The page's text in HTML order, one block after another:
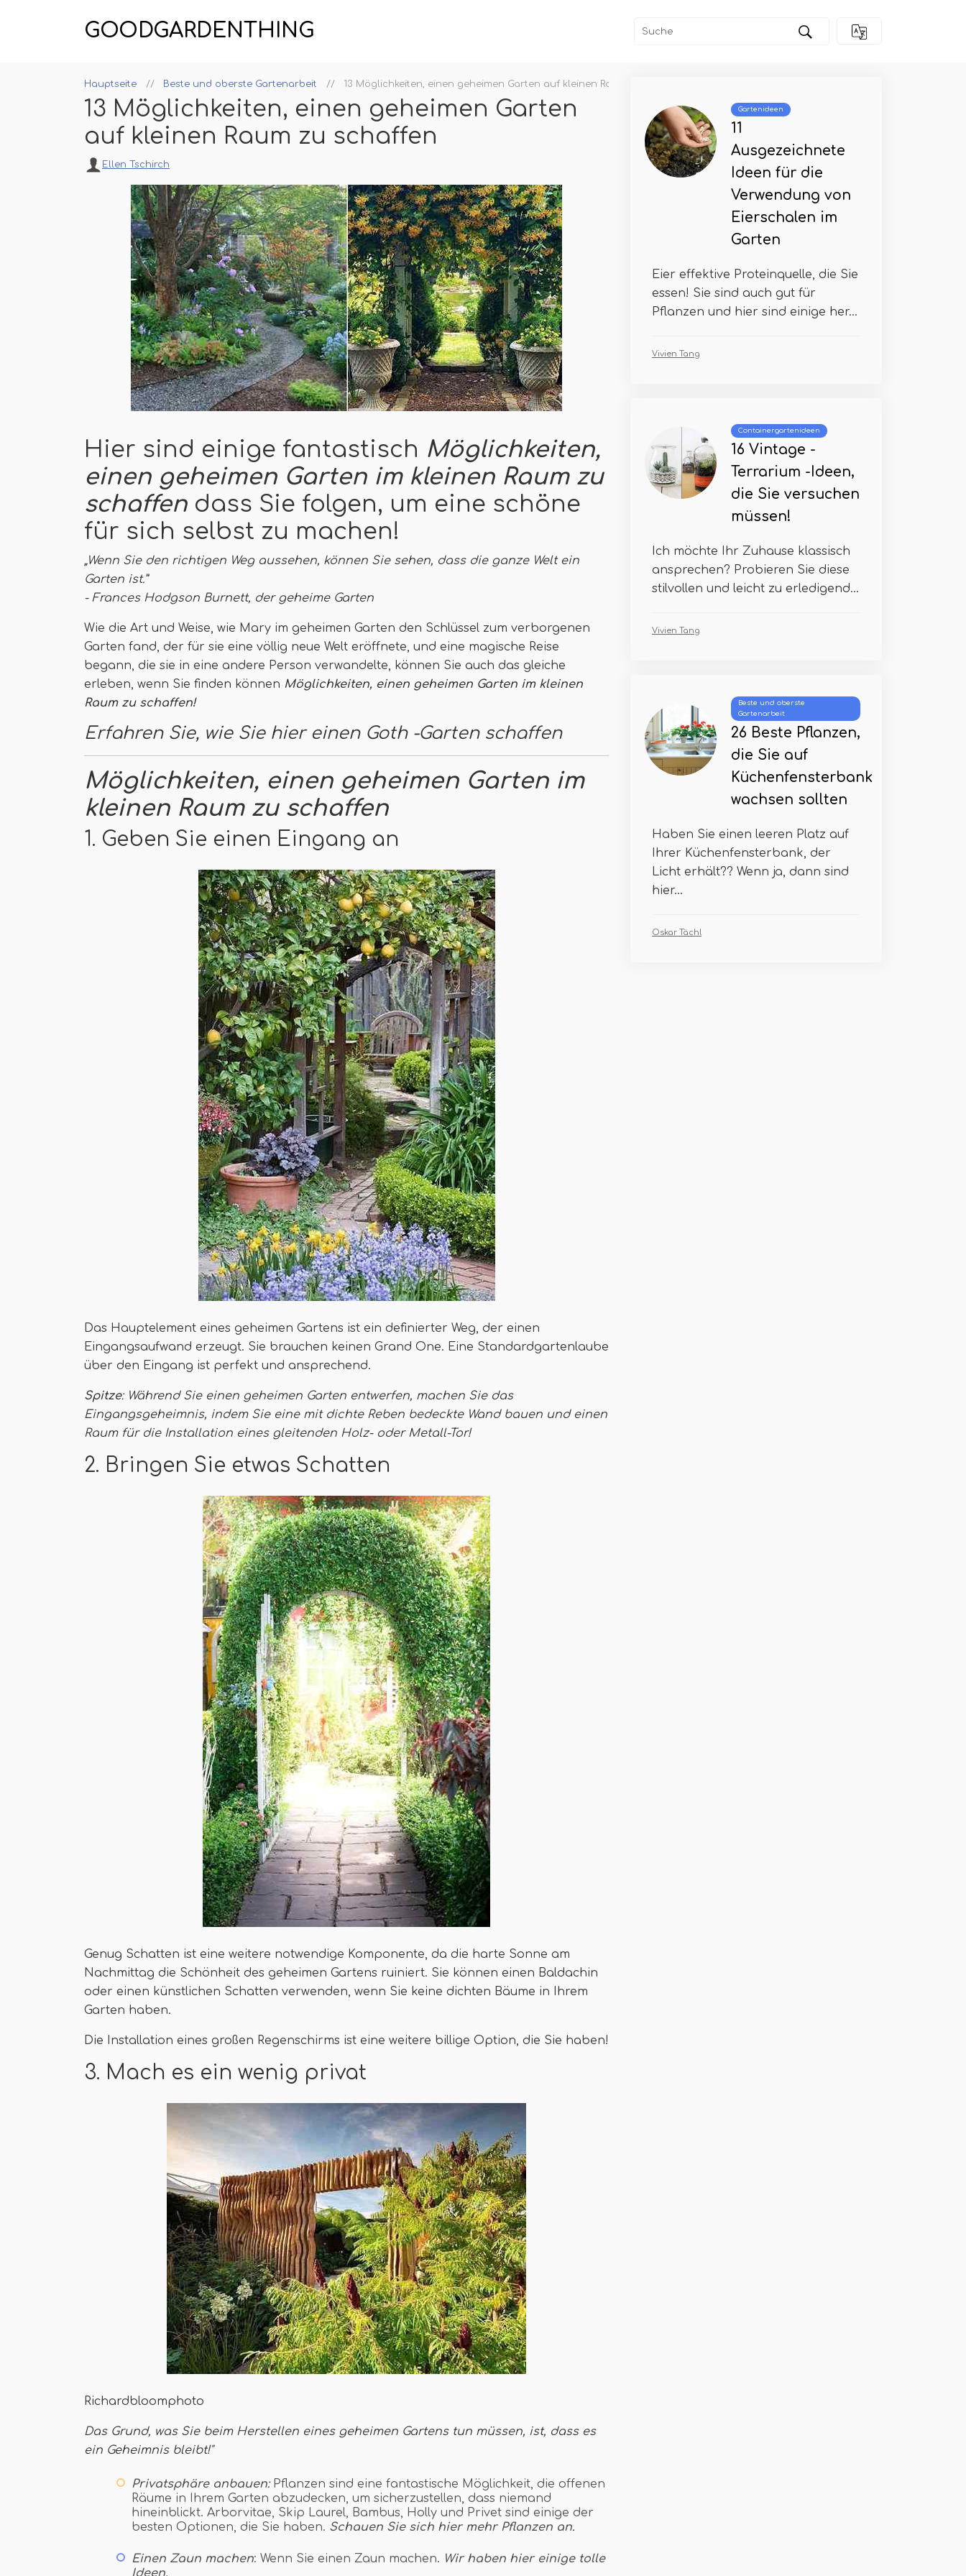
GOODGARDENTHING
Hauptseite Beste und oberste Gartenarbeit 13 Möglichkeiten, einen geheimen Garten auf kleinen Raum zu schaffen
13 Möglichkeiten, einen geheimen Garten
auf kleinen Raum zu schaffen
Ellen Tschirch
Hier sind einige fantastisch Möglichkeiten,
einen geheimen Garten im kleinen Raum zu
schaffen dass Sie folgen, um eine schöne
für sich selbst zu machen!
„Wenn Sie den richtigen Weg aussehen, können Sie sehen, dass die ganze Welt ein
Garten ist.”
- Frances Hodgson Burnett, der geheime Garten
Wie die Art und Weise, wie Mary im geheimen Garten den Schlüssel zum verborgenen
Garten fand, der für sie eine völlig neue Welt eröffnete, und eine magische Reise
begann, die sie in eine andere Person verwandelte, können Sie auch das gleiche
erleben, wenn Sie finden können Möglichkeiten, einen geheimen Garten im kleinen
Raum zu schaffen!
Erfahren Sie, wie Sie hier einen Goth -Garten schaffen
Möglichkeiten, einen geheimen Garten im
kleinen Raum zu schaffen
1. Geben Sie einen Eingang an
Das Hauptelement eines geheimen Gartens ist ein definierter Weg, der einen
Eingangsaufwand erzeugt. Sie brauchen keinen Grand One. Eine Standardgartenlaube
über den Eingang ist perfekt und ansprechend.
Spitze: Während Sie einen geheimen Garten entwerfen, machen Sie das
Eingangsgeheimnis, indem Sie eine mit dichte Reben bedeckte Wand bauen und einen
Raum für die Installation eines gleitenden Holz- oder Metall-Tor!
2. Bringen Sie etwas Schatten
Genug Schatten ist eine weitere notwendige Komponente, da die harte Sonne am
Nachmittag die Schönheit des geheimen Gartens ruiniert. Sie können einen Baldachin
oder einen künstlichen Schatten verwenden, wenn Sie keine dichten Bäume in Ihrem
Garten haben.
Die Installation eines großen Regenschirms ist eine weitere billige Option, die Sie haben!
3. Mach es ein wenig privat
Richardbloomphoto
Das Grund, was Sie beim Herstellen eines geheimen Gartens tun müssen, ist, dass es
ein Geheimnis bleibt!''
Privatsphäre anbauen: Pflanzen sind eine fantastische Möglichkeit, die offenen
Räume in Ihrem Garten abzudecken, um sicherzustellen, dass niemand
hineinblickt. Arborvitae, Skip Laurel, Bambus, Holly und Privet sind einige der
besten Optionen, die Sie haben. Schauen Sie sich hier mehr Pflanzen an.
Einen Zaun machen: Wenn Sie einen Zaun machen. Wir haben hier einige tolle
Ideen.
Gartenideen
11
Ausgezeichnete
Ideen für die
Verwendung von
Eierschalen im
Garten
Eier effektive Proteinquelle, die Sie
essen! Sie sind auch gut für
Pflanzen und hier sind einige her...
Vivien Tang
Containergartenideen
16 Vintage -
Terrarium -Ideen,
die Sie versuchen
müssen!
Ich möchte Ihr Zuhause klassisch
ansprechen? Probieren Sie diese
stilvollen und leicht zu erledigend...
Vivien Tang
Beste und oberste
Gartenarbeit
26 Beste Pflanzen,
die Sie auf
Küchenfensterbank
wachsen sollten
Haben Sie einen leeren Platz auf
Ihrer Küchenfensterbank, der
Licht erhält?? Wenn ja, dann sind
hier...
Oskar Tächl